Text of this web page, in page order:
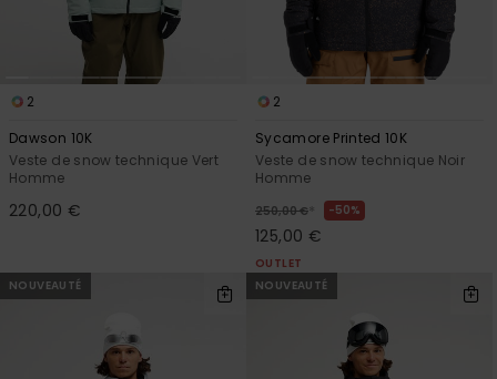
2
Dawson 10K
Veste de snow technique Vert
Homme
220,00 €
2
Sycamore Printed 10K
Veste de snow technique Noir
Homme
250,00 € * 50%
125,00 €
OUTLET
NOUVEAUTÉ
NOUVEAUTÉ